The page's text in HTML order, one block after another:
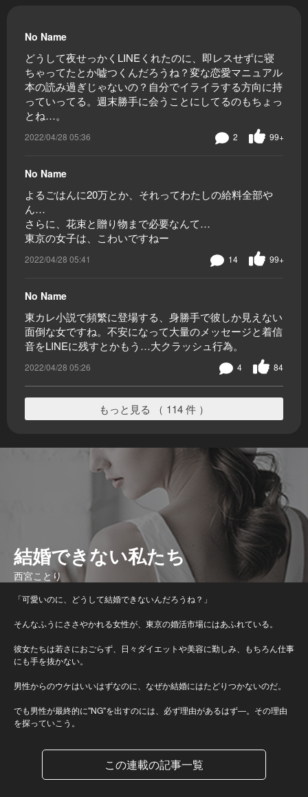
No Name
どうして夜せっかくLINEくれたのに、即レスせずに寝
ちゃってたとか嘘つくんだろうね？変な恋愛マニュアル
本の読み過ぎじゃないの？自分でイライラする方向に持
っていってる。週末勝手に会うことにしてるのもちょっ
とね…。
2022/04/28 05:36 99+
2
No Name
よるごはんに20万とか、それってわたしの給料全部や
ん…
さらに、花束と贈り物まで必要なんて…
東京の女子は、こわいですねー
2022/04/28 05:41 99+
14
No Name
東カレ小説で頻繁に登場する、身勝手で彼しか見えない
面倒な女ですね。不安になって大量のメッセージと着信
音をLINEに残すとかもう…大クラッシュ行為。
2022/04/28 05:26 84
4
もっと見る （ 114 件 ）
結婚できない私たち
西宮ことり
「可愛いのに、どうして結婚できないんだろうね？」
そんなふうにささやかれる女性が、東京の婚活市場にはあふれている。
彼女たちは若さにおごらず、日々ダイエットや美容に勤しみ、もちろん仕事
にも手を抜かない。
男性からのウケはいいはずなのに、なぜか結婚にはたどりつかないのだ。
でも男性が最終的に"NG"を出すのには、必ず理由があるはず―。その理由
を探っていこう。
この連載の記事一覧